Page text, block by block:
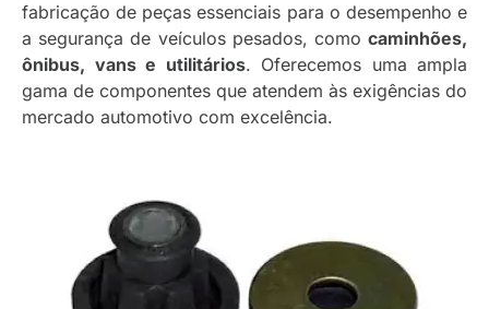
fabricação de peças essenciais para o desempenho e
a segurança de veículos pesados, como caminhões,
ônibus, vans e utilitários. Oferecemos uma ampla
gama de componentes que atendem às exigências do
mercado automotivo com excelência.